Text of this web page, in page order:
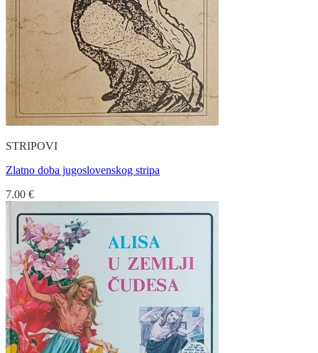
STRIPOVI
Zlatno doba jugoslovenskog stripa
7.00 €